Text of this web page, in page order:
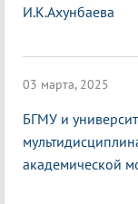
И.К.Ахунбаева
03 марта, 2025
БГМУ и
академической